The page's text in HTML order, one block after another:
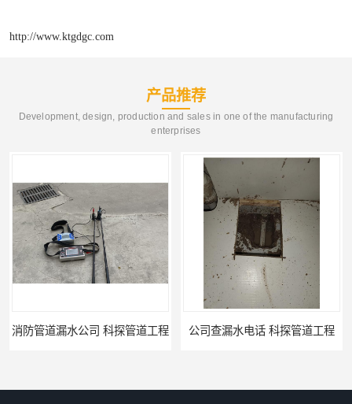
http://www.ktgdgc.com
产品推荐
Development, design, production and sales in one of the manufacturing
enterprises
公司查漏水电话 科探管道工程 单位消防管道漏水检测电话 科探管道工程